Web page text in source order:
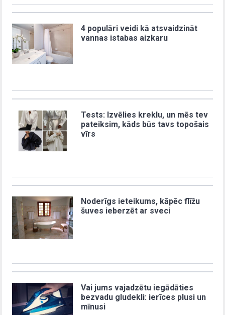
4 populāri veidi kā atsvaidzināt
vannas istabas aizkaru
Tests: Izvēlies kreklu, un mēs tev
pateiksim, kāds būs tavs topošais
vīrs
Noderīgs ieteikums, kāpēc flīžu
šuves ieberzēt ar sveci
Vai jums vajadzētu iegādāties
bezvadu gludekli: ierīces plusi un
mīnusi